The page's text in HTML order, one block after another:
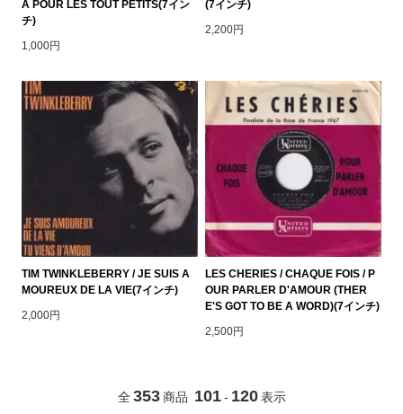
A POUR LES TOUT PETITS(7イン
チ)
1,000円
(7インチ)
2,200円
TIM TWINKLEBERRY / JE SUIS A
MOUREUX DE LA VIE(7インチ)
2,000円
LES CHERIES / CHAQUE FOIS / P
OUR PARLER D'AMOUR (THER
E'S GOT TO BE A WORD)(7インチ)
2,500円
全 353 商品 101 - 120 表示